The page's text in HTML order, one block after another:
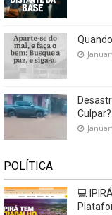
Culpar?
POLÍTICA
💻